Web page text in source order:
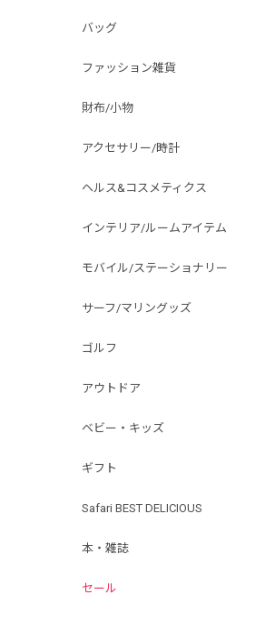
バッグ
ファッション雑貨
財布/小物
アクセサリー/時計
ヘルス&コスメティクス
インテリア/ルームアイテム
モバイル/ステーショナリー
サーフ/マリングッズ
ゴルフ
アウトドア
ベビー・キッズ
ギフト
Safari BEST DELICIOUS
本・雑誌
セール
別注限定 フード付き チェックシャツジャケット